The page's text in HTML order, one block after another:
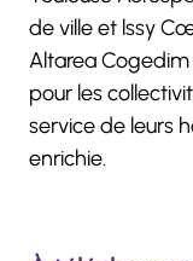
de ville et lssy
Altarea
pour les
service de leurs
enrichie.